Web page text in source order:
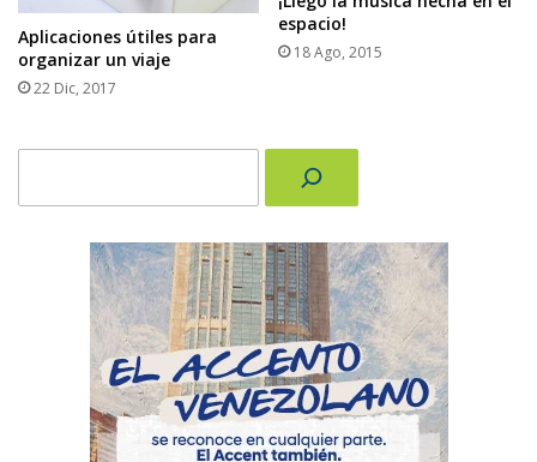
Aplicaciones útiles para
organizar un viaje
22 Dic, 2017
espacio!
18 Ago, 2015